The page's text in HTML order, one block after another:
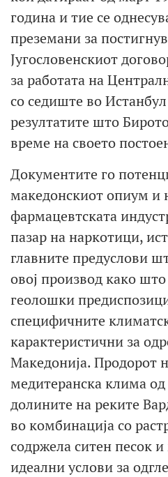
година и тие се
преземани за
Југословенскиот
за работата на
со седиште во
резултатите што
време на своето
Документите го
македонскиот опиум и
фармацевтската
пазар на наркотици,
главните предуслови
овој производ како
геолошки
специфичните
карактеристични за
Македонија. Продорот
медитеранска клима
долините на реките
во комбинација со
содржела ситен песок
идеални услови за